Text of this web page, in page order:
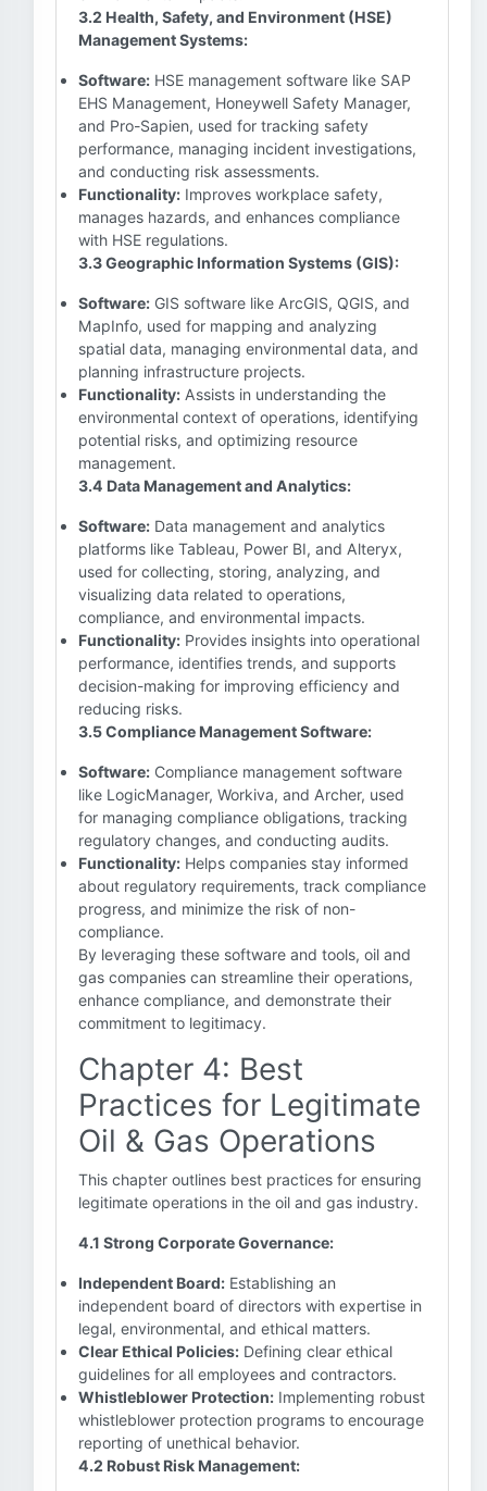
3.2 Health, Safety, and Environment (HSE)
Management Systems:
Software: HSE management software like SAP
EHS Management, Honeywell Safety Manager,
and Pro-Sapien, used for tracking safety
performance, managing incident investigations,
and conducting risk assessments.
Functionality: Improves workplace safety,
manages hazards, and enhances compliance
with HSE regulations.
3.3 Geographic Information Systems (GIS):
Software: GIS software like ArcGIS, QGIS, and
MapInfo, used for mapping and analyzing
spatial data, managing environmental data, and
planning infrastructure projects.
Functionality: Assists in understanding the
environmental context of operations, identifying
potential risks, and optimizing resource
management.
3.4 Data Management and Analytics:
Software: Data management and analytics
platforms like Tableau, Power BI, and Alteryx,
used for collecting, storing, analyzing, and
visualizing data related to operations,
compliance, and environmental impacts.
Functionality: Provides insights into operational
performance, identifies trends, and supports
decision-making for improving efficiency and
reducing risks.
3.5 Compliance Management Software:
Software: Compliance management software
like LogicManager, Workiva, and Archer, used
for managing compliance obligations, tracking
regulatory changes, and conducting audits.
Functionality: Helps companies stay informed
about regulatory requirements, track compliance
progress, and minimize the risk of non-
compliance.
By leveraging these software and tools, oil and
gas companies can streamline their operations,
enhance compliance, and demonstrate their
commitment to legitimacy.
Chapter 4: Best
Practices for Legitimate
Oil & Gas Operations
This chapter outlines best practices for ensuring
legitimate operations in the oil and gas industry.
4.1 Strong Corporate Governance:
Independent Board: Establishing an
independent board of directors with expertise in
legal, environmental, and ethical matters.
Clear Ethical Policies: Defining clear ethical
guidelines for all employees and contractors.
Whistleblower Protection: Implementing robust
whistleblower protection programs to encourage
reporting of unethical behavior.
4.2 Robust Risk Management: